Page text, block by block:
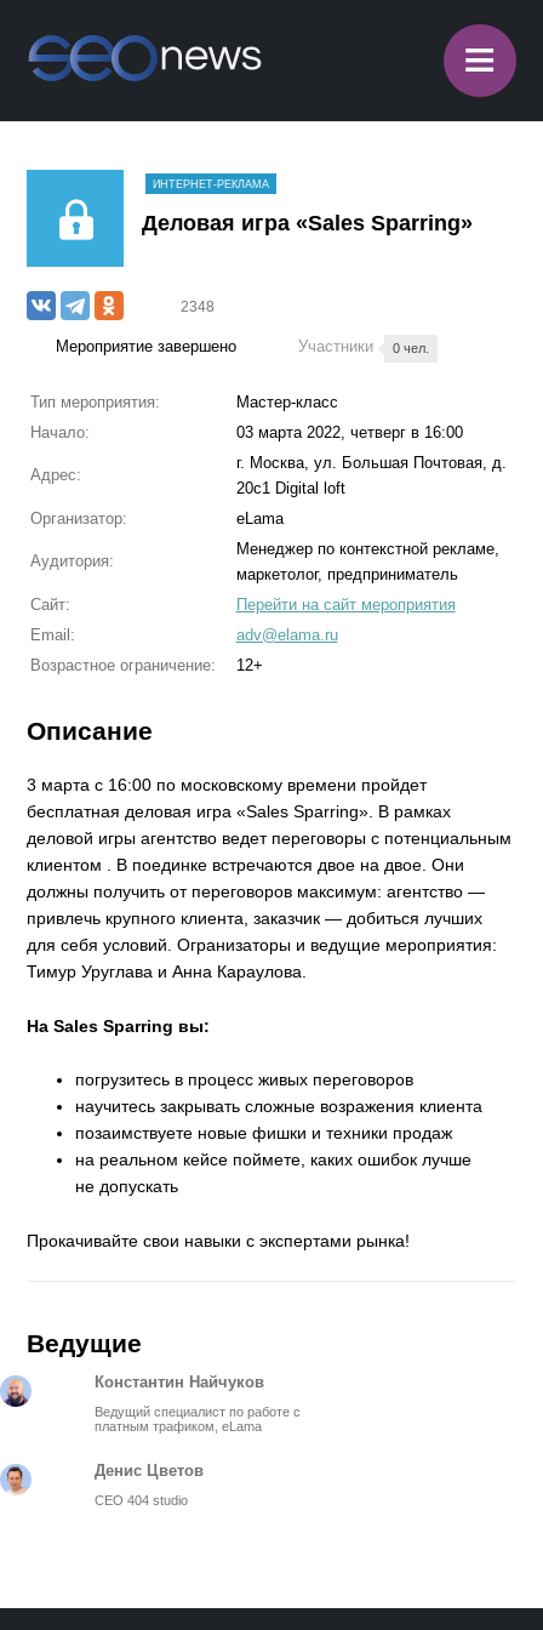
≡
ИНТЕРНЕТ-РЕКЛАМА
Деловая игра «Sales Sparring»
2348
Мероприятие завершено Участники 0 чел.
Тип мероприятия:
Мастер-класс
Начало:
03 марта 2022, четверг в 16:00
Адрес:
г. Москва, ул. Большая Почтовая, д.
20с1 Digital loft
Организатор:
eLama
Аудитория:
Менеджер по контекстной рекламе,
маркетолог, предприниматель
Сайт:
Перейти на сайт мероприятия
Email:
adv@elama.ru
Возрастное ограничение:
12+
Описание
3 марта с 16:00 по московскому времени пройдет
бесплатная деловая игра «Sales Sparring». В рамках
деловой игры агентство ведет переговоры с потенциальным
клиентом . В поединке встречаются двое на двое. Они
должны получить от переговоров максимум: агентство —
привлечь крупного клиента, заказчик — добиться лучших
для себя условий. Огранизаторы и ведущие мероприятия:
Тимур Уруглава и Анна Караулова.
На Sales Sparring вы:
погрузитесь в процесс живых переговоров
научитесь закрывать сложные возражения клиента
позаимствуете новые фишки и техники продаж
на реальном кейсе поймете, каких ошибок лучше
не допускать
Прокачивайте свои навыки с экспертами рынка!
Ведущие
Константин Найчуков
Ведущий специалист по работе с
платным трафиком, eLama
Денис Цветов
CEO 404 studio